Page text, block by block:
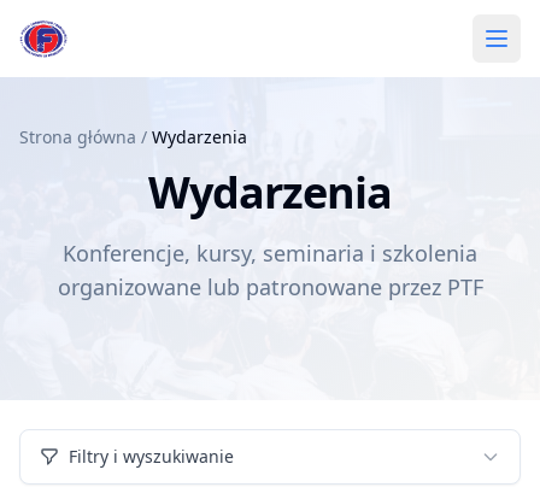
Strona główna / Wydarzenia
Wydarzenia
Konferencje, kursy, seminaria i szkolenia
organizowane lub patronowane przez PTF
Filtry i wyszukiwanie